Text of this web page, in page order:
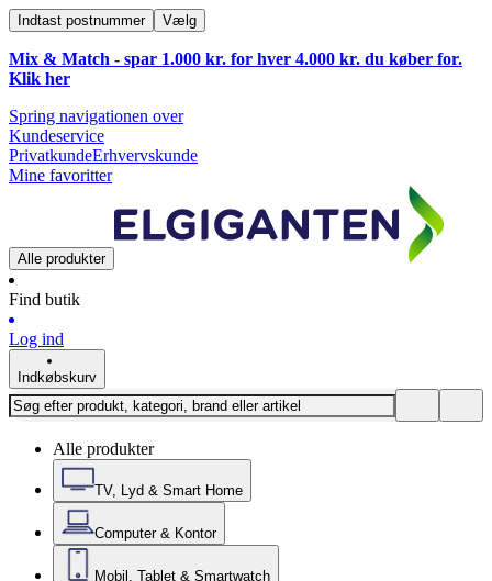
Indtast postnummer Vælg
Mix & Match - spar 1.000 kr. for hver 4.000 kr. du køber for.
Klik her
Spring navigationen over
Kundeservice
PrivatkundeErhvervskunde
Mine favoritter
Alle produkter
Find butik
Log ind
Indkøbskurv
Alle produkter
TV, Lyd & Smart Home
Computer & Kontor
Mobil, Tablet & Smartwatch